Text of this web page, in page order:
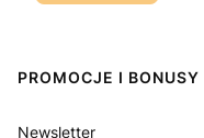
Linki w stopce
PROMOCJE I BONUSY
Newsletter